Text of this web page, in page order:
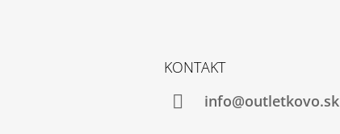
KONTAKT
info@outletkovo.sk